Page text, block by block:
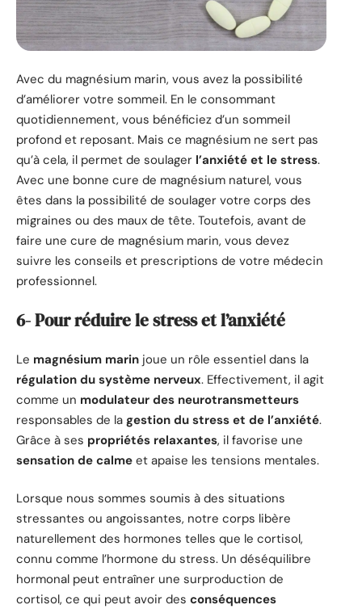
Avec du magnésium marin, vous avez la possibilité
d’améliorer votre sommeil. En le consommant
quotidiennement, vous bénéficiez d’un sommeil
profond et reposant. Mais ce magnésium ne sert pas
qu’à cela, il permet de soulager l’anxiété et le stress.
Avec une bonne cure de magnésium naturel, vous
êtes dans la possibilité de soulager votre corps des
migraines ou des maux de tête. Toutefois, avant de
faire une cure de magnésium marin, vous devez
suivre les conseils et prescriptions de votre médecin
professionnel.
6- Pour réduire le stress et l’anxiété
Le magnésium marin joue un rôle essentiel dans la
régulation du système nerveux. Effectivement, il agit
comme un modulateur des neurotransmetteurs
responsables de la gestion du stress et de l’anxiété.
Grâce à ses propriétés relaxantes, il favorise une
sensation de calme et apaise les tensions mentales.
Lorsque nous sommes soumis à des situations
stressantes ou angoissantes, notre corps libère
naturellement des hormones telles que le cortisol,
connu comme l’hormone du stress. Un déséquilibre
hormonal peut entraîner une surproduction de
cortisol, ce qui peut avoir des conséquences